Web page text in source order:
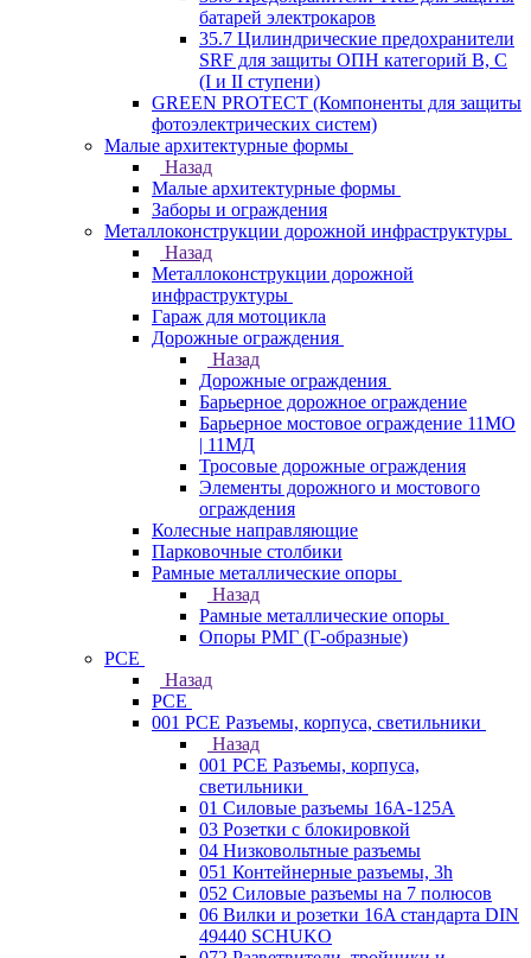
батарей электрокаров
35.7 Цилиндрические предохранители
SRF для защиты ОПН категорий B, C
(I и II ступени)
GREEN PROTECT (Компоненты для защиты
фотоэлектрических систем)
Малые архитектурные формы
Назад
Малые архитектурные формы
Заборы и ограждения
Металлоконструкции дорожной инфраструктуры
Назад
Металлоконструкции дорожной
инфраструктуры
Гараж для мотоцикла
Дорожные ограждения
Назад
Дорожные ограждения
Барьерное дорожное ограждение
Барьерное мостовое ограждение 11МО
| 11МД
Тросовые дорожные ограждения
Элементы дорожного и мостового
ограждения
Колесные направляющие
Парковочные столбики
Рамные металлические опоры
Назад
Рамные металлические опоры
Опоры РМГ (Г-образные)
PCE
Назад
PCE
001 PCE Разъемы, корпуса, светильники
Назад
001 PCE Разъемы, корпуса,
светильники
01 Силовые разъемы 16А-125А
03 Розетки с блокировкой
04 Низковольтные разъемы
051 Контейнерные разъемы, 3h
052 Силовые разъемы на 7 полюсов
06 Вилки и розетки 16A стандарта DIN
49440 SCHUKO